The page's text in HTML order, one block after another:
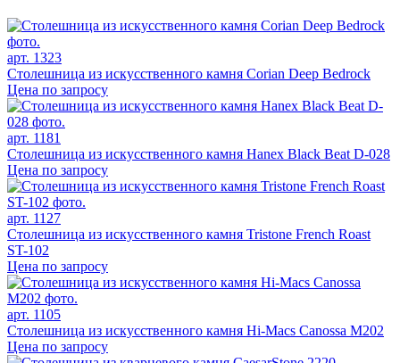
арт. 1323
Столешница из искусственного камня Corian Deep Bedrock
Цена по запросу
арт. 1181
Столешница из искусственного камня Hanex Black Beat D-028
Цена по запросу
арт. 1127
Столешница из искусственного камня Tristone French Roast
ST-102
Цена по запросу
арт. 1105
Столешница из искусственного камня Hi-Macs Canossa M202
Цена по запросу